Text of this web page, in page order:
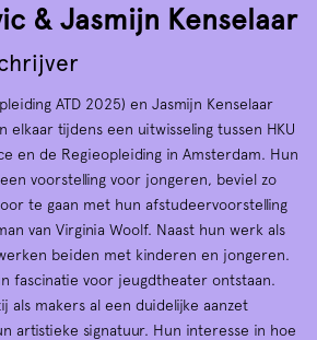
& Jasmijn Kenselaar
ATD 2025) en Jasmijn Kenselaar
elkaar tijdens een uitwisseling tussen HKU
en de Regieopleiding in Amsterdam. Hun
voorstelling voor jongeren, beviel zo
te gaan met hun afstudeervoorstelling
van Virginia Woolf. Naast hun werk als
beiden met kinderen en jongeren.
fascinatie voor jeugdtheater ontstaan.
als makers al een duidelijke aanzet
artistieke signatuur. Hun interesse in hoe